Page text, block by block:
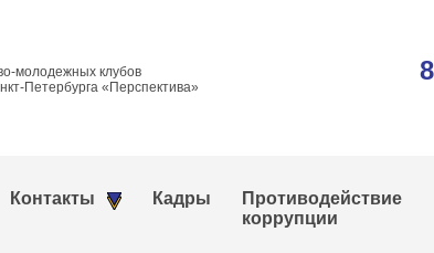
молодежных клубов
Петербурга «Перспектива»
Контакты Кадры
Противодействие
коррупции